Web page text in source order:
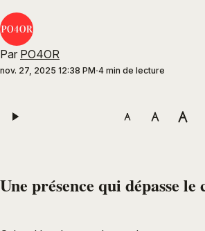
Par PO4OR
nov. 27, 2025 12:38 PM 4 min de lecture
Une présence qui dépasse le